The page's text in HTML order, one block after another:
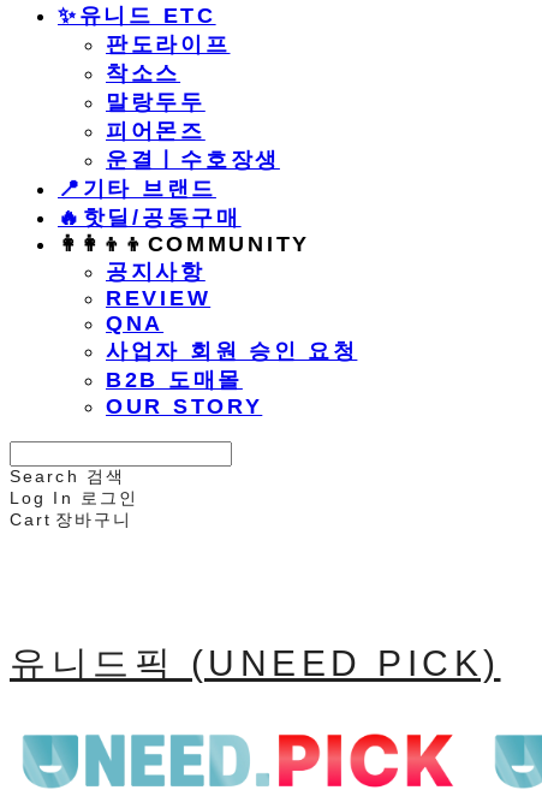
​✨유니드 ETC
판도라이프
착소스
말랑두두
피어몬즈
운결ㅣ수호장생
📍기타 브랜드
🔥핫딜/공동구매
👩‍👩‍👦‍👦COMMUNITY
공지사항
REVIEW
QNA
사업자 회원 승인 요청
B2B 도매몰
OUR STORY
Search
검색
Log In
로그인
Cart 장바구니
유니드픽 (UNEED PICK)